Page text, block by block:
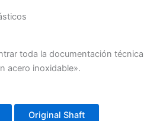
toda la documentación técnica
acero inoxidable».
Original Shaft